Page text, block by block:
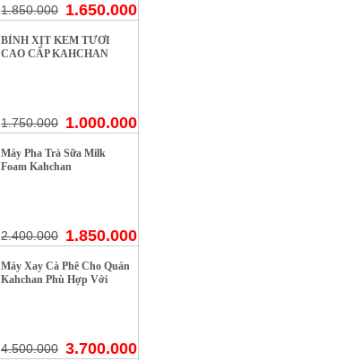
1.850.000 1.650.000
BÌNH XỊT KEM TƯƠI
CAO CẤP KAHCHAN
1.750.000 1.000.000
Máy Pha Trà Sữa Milk
Foam Kahchan
2.400.000 1.850.000
Máy Xay Cà Phê Cho Quán
Kahchan Phù Hợp Với
4.500.000 3.700.000